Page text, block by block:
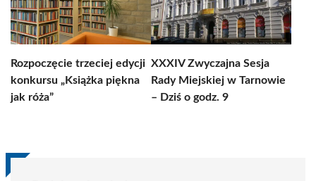
Rozpoczęcie trzeciej edycji
konkursu „Książka piękna
jak róża”
XXXIV Zwyczajna Sesja
Rady Miejskiej w Tarnowie
– Dziś o godz. 9